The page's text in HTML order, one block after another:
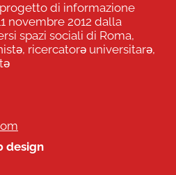
progetto di informazione
novembre 2012 dalla
spazi sociali di Roma,
ricercatorə universitarə,
design